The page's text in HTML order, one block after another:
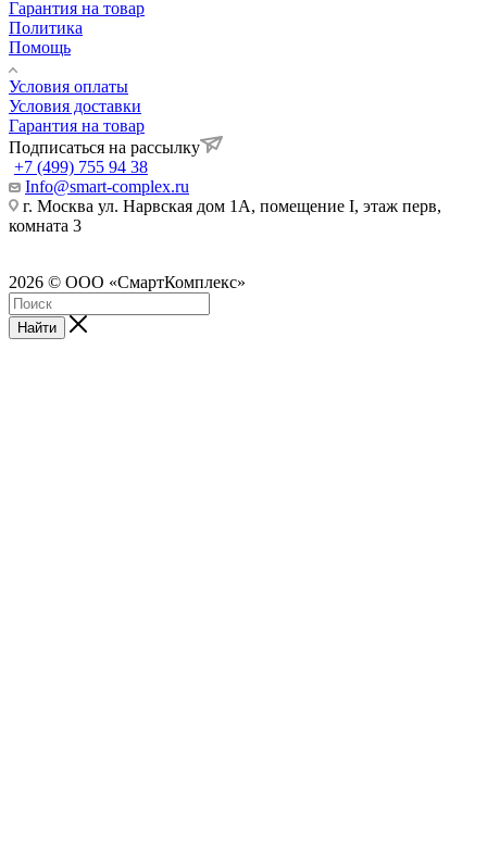
Гарантия на товар
Политика
Помощь
Условия оплаты
Условия доставки
Гарантия на товар
Подписаться на рассылку
+7 (499) 755 94 38
Info@smart-complex.ru
г. Москва ул. Нарвская дом 1А, помещение I, этаж перв,
комната 3
2026 © ООО «СмартКомплекс»
Найти